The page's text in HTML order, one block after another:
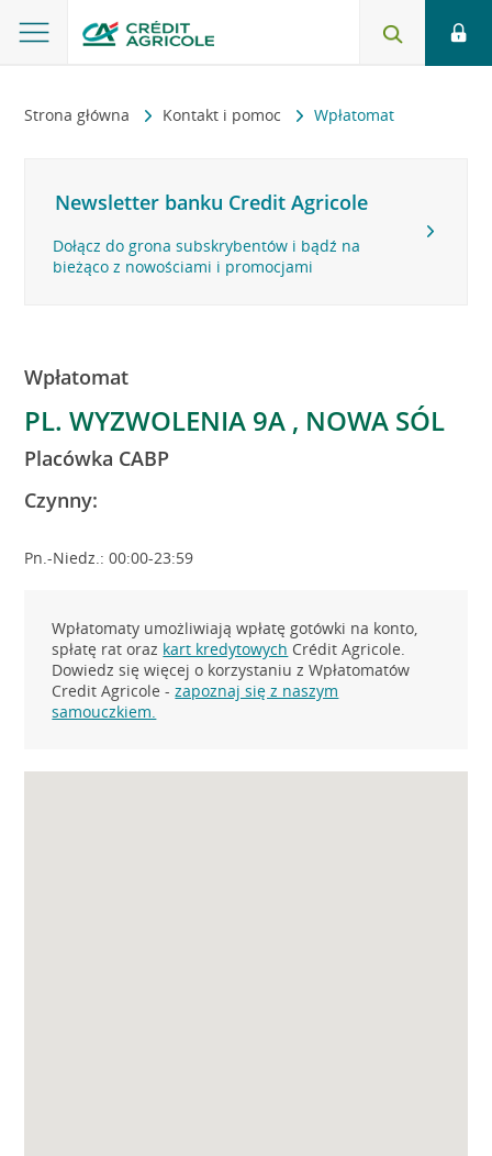
Strona główna Kontakt i pomoc Wpłatomat
Newsletter banku Credit Agricole
Dołącz do grona subskrybentów i bądź na
bieżąco z nowościami i promocjami
Wpłatomat
PL. WYZWOLENIA 9A , NOWA SÓL
Placówka CABP
Czynny:
Pn.-Niedz.: 00:00-23:59
Wpłatomaty umożliwiają wpłatę gotówki na konto,
spłatę rat oraz kart kredytowych Crédit Agricole.
Dowiedz się więcej o korzystaniu z Wpłatomatów
Credit Agricole -zapoznaj się z naszym
samouczkiem.